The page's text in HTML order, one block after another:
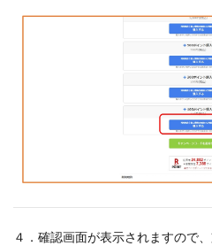
４．確認画面が表示されますので